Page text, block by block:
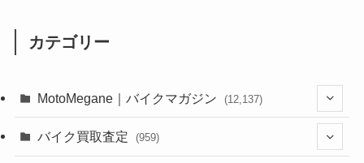
カテゴリー
MotoMegane｜バイクマガジン (12,137)
バイク買取査定 (959)